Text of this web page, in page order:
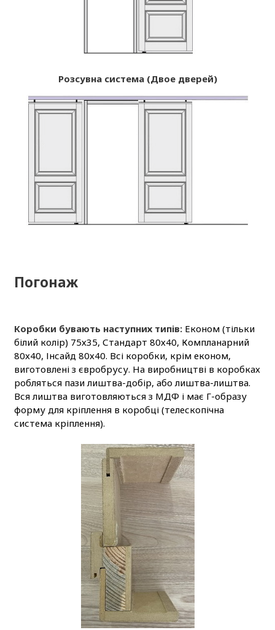
Розсувна система (Двое дверей)
Погонаж
Коробки бувають наступних типів:Економ (тільки
білий колір) 75х35, Стандарт 80х40, Компланарний
80х40, Інсайд 80х40. Всі коробки, крім економ,
виготовлені з євробрусу. На виробництві в коробках
робляться пази лиштва-добір, або лиштва-лиштва.
Вся лиштва виготовляються з МДФ і має Г-образу
форму для кріплення в коробці (телескопічна
система кріплення).